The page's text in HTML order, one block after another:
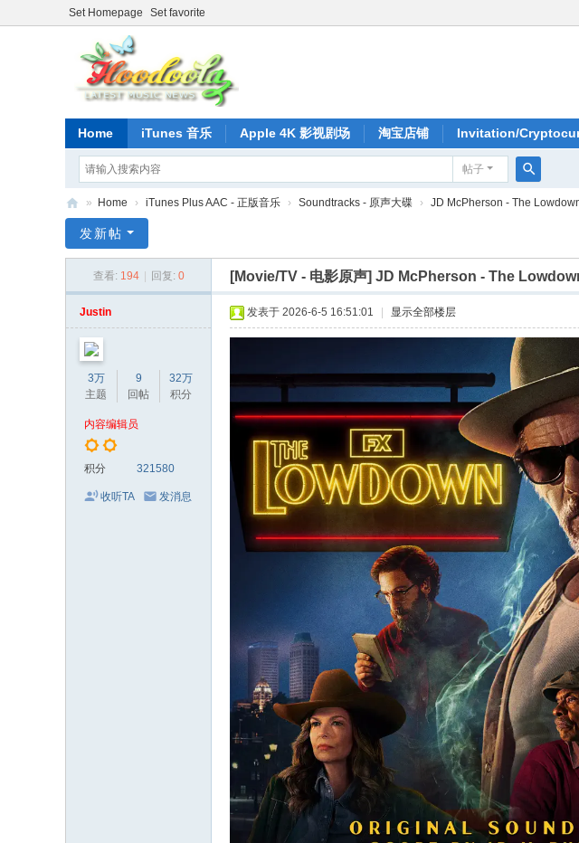
Set Homepage Set favorite
Home iTunes 音乐 Apple 4K 影视剧场 淘宝店铺 Invitation/
帖子
搜
版
» Home › iTunes Plus AAC - 正版音乐 › Soundtracks - 原声大碟 › JD McPherson - The
发新帖
查看: 194 回复: 0 [Movie/TV - 电影原声] JD McPherson - The
Justin
3万
主题
9
回帖
32万
积分
内容编辑员
积分 321580
收听TA 发消息
发表于 2026-6-5 16:51:01 显示全部楼层